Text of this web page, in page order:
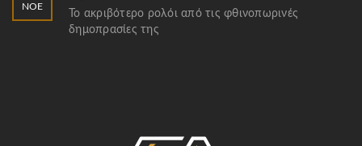
ΝΟΈ
Το ακριβότερο ρολόι από τις φθινοπωρινές
δημοπρασίες της